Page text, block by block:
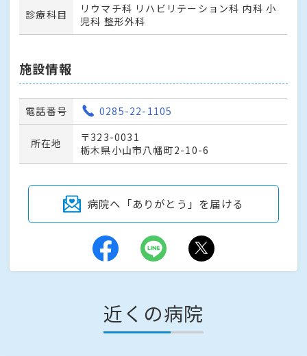
診療科目
リウマチ科 リハビリテーション科 内科 小
児科 整形外科
施設情報
電話番号 0285-22-1105
所在地
〒323-0031
栃木県小山市八幡町2-10-6
病院へ「ありがとう」を届ける
近くの病院